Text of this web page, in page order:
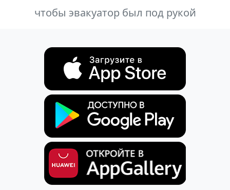
чтобы эвакуатор был под рукой